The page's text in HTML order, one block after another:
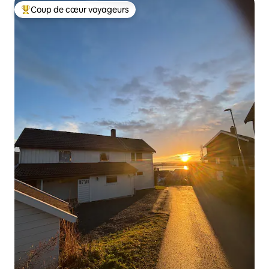
Coup de cœur voyageurs parmi les plus aimés
Coup de cœur voyageurs